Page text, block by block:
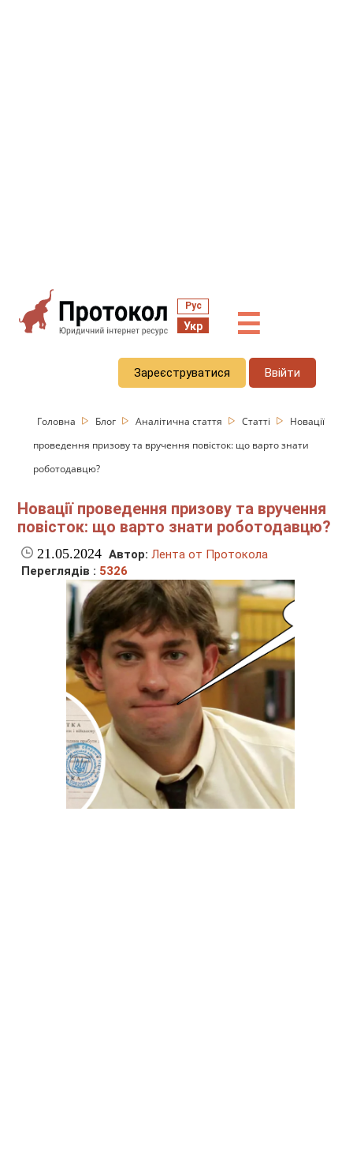
Рус
Укр ☰
Зареєструватися Ввійти
Головна Блог Аналітична стаття Статті
Новації
проведення призову та вручення повісток: що варто знати
роботодавцю?
Новації проведення призову та вручення
повісток: що варто знати роботодавцю?
21.05.2024 Автор: Лента от Протокола
Переглядів : 5326